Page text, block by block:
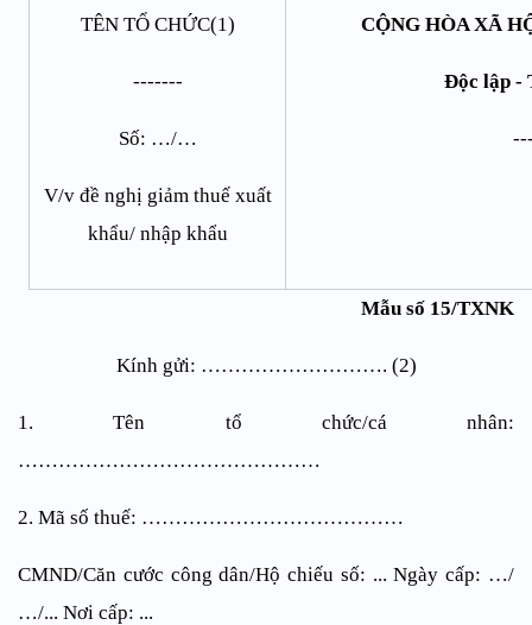
TÊN TỔ CHỨC(1)
-------
Số: …/…
V/v đề nghị giảm thuế xuất
khẩu/ nhập khẩu
CỘNG HÒA XÃ
Độc lập -
Mẫu số 15/TXNK
Kính gửi: ………………………. (2)
1. Tên tổ chức/cá nhân:
………………………………………
2. Mã số thuế: …………………………………
CMND/Căn cước công dân/Hộ chiếu số: ... Ngày cấp: …/
…/... Nơi cấp: ...